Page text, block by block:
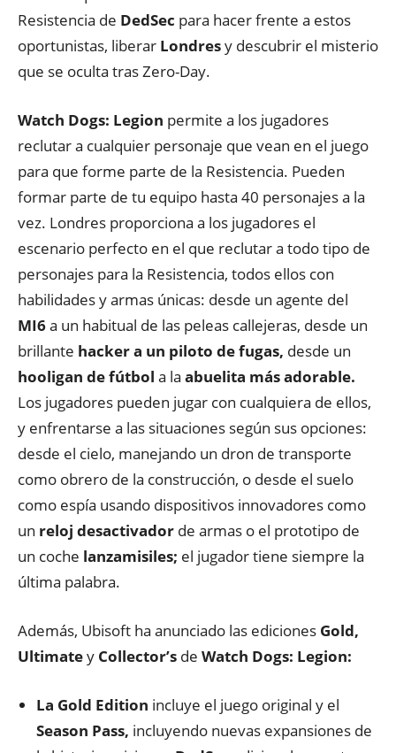
Resistencia de DedSec para hacer frente a estos
oportunistas, liberar Londresy descubrir el misterio
que se oculta tras Zero-Day.
Watch Dogs: Legion permite a los jugadores
reclutar a cualquier personaje que vean en el juego
para que forme parte de la Resistencia. Pueden
formar parte de tu equipo hasta 40 personajes a la
vez. Londres proporciona a los jugadores el
escenario perfecto en el que reclutar a todo tipo de
personajes para la Resistencia, todos ellos con
habilidades y armas únicas: desde un agente del
MI6a un habitual de las peleas callejeras, desde un
brillante hackera un piloto de fugas, desde un
hooligan de fútbol a la abuelita más adorable.
Los jugadores pueden jugar con cualquiera de ellos,
y enfrentarse a las situaciones según sus opciones:
desde el cielo, manejando un dron de transporte
como obrero de la construcción, o desde el suelo
como espía usando dispositivos innovadores como
un reloj desactivador de armas o el prototipo de
un coche lanzamisiles; el jugador tiene siempre la
última palabra.
Además, Ubisoft ha anunciado las ediciones Gold,
Ultimatey Collector’s de Watch Dogs: Legion:
La Gold Edition incluye el juego original y el
Season Pass, incluyendo nuevas expansiones de